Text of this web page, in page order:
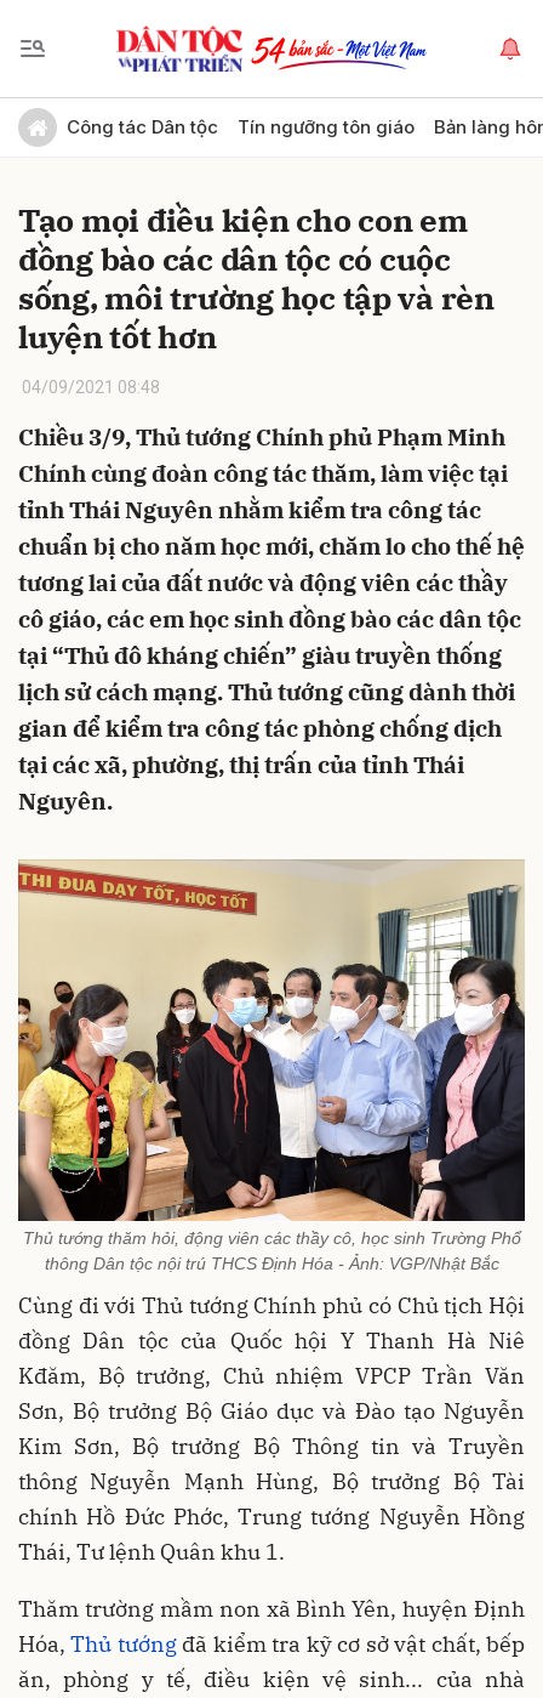
Công tác Dân tộc Tín ngưỡng tôn giáo Bản làng
Tạo mọi điều kiện cho con em
đồng bào các dân tộc có cuộc
sống, môi trường học tập và rèn
luyện tốt hơn
04/09/2021 08:48
Chiều 3/9, Thủ tướng Chính phủ Phạm Minh
Chính cùng đoàn công tác thăm, làm việc tại
tỉnh Thái Nguyên nhằm kiểm tra công tác
chuẩn bị cho năm học mới, chăm lo cho thế hệ
tương lai của đất nước và động viên các thầy
cô giáo, các em học sinh đồng bào các dân tộc
tại “Thủ đô kháng chiến” giàu truyền thống
lịch sử cách mạng. Thủ tướng cũng dành thời
gian để kiểm tra công tác phòng chống dịch
tại các xã, phường, thị trấn của tỉnh Thái
Nguyên.
Thủ tướng thăm hỏi, động viên các thầy cô, học sinh Trường Phổ
thông Dân tộc nội trú THCS Định Hóa - Ảnh: VGP/Nhật Bắc
Cùng đi với Thủ tướng Chính phủ có Chủ tịch Hội
đồng Dân tộc của Quốc hội Y Thanh Hà Niê
Kđăm, Bộ trưởng, Chủ nhiệm VPCP Trần Văn
Sơn, Bộ trưởng Bộ Giáo dục và Đào tạo Nguyễn
Kim Sơn, Bộ trưởng Bộ Thông tin và Truyền
thông Nguyễn Mạnh Hùng, Bộ trưởng Bộ Tài
chính Hồ Đức Phớc, Trung tướng Nguyễn Hồng
Thái, Tư lệnh Quân khu 1.
Thăm trường mầm non xã Bình Yên, huyện Định
Hóa,Thủ tướngđã kiểm tra kỹ cơ sở vật chất, bếp
ăn, phòng y tế, điều kiện vệ sinh... của nhà
Gửi bình luận